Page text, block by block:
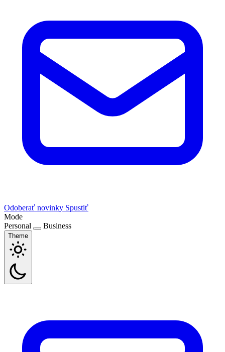
Odoberať novinky Spustiť
Mode
Personal
Business
Theme